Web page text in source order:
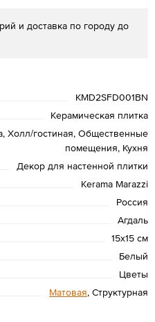
и доставка по городу до
KMD2SFD001BN
Керамическая плитка
Холл/гостиная, Общественные
помещения, Кухня
Декор для настенной плитки
Kerama Marazzi
Россия
Агдаль
15x15 см
Белый
Цветы
Матовая, Структурная